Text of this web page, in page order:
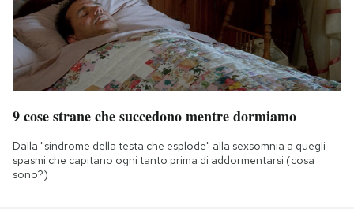
9 cose strane che succedono mentre dormiamo
Dalla "sindrome della testa che esplode" alla sexsomnia a quegli
spasmi che capitano ogni tanto prima di addormentarsi (cosa
sono?)